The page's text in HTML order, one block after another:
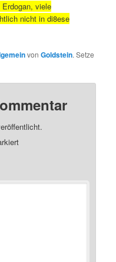
viele
nicht in di8ese
vonGoldstein. Setze